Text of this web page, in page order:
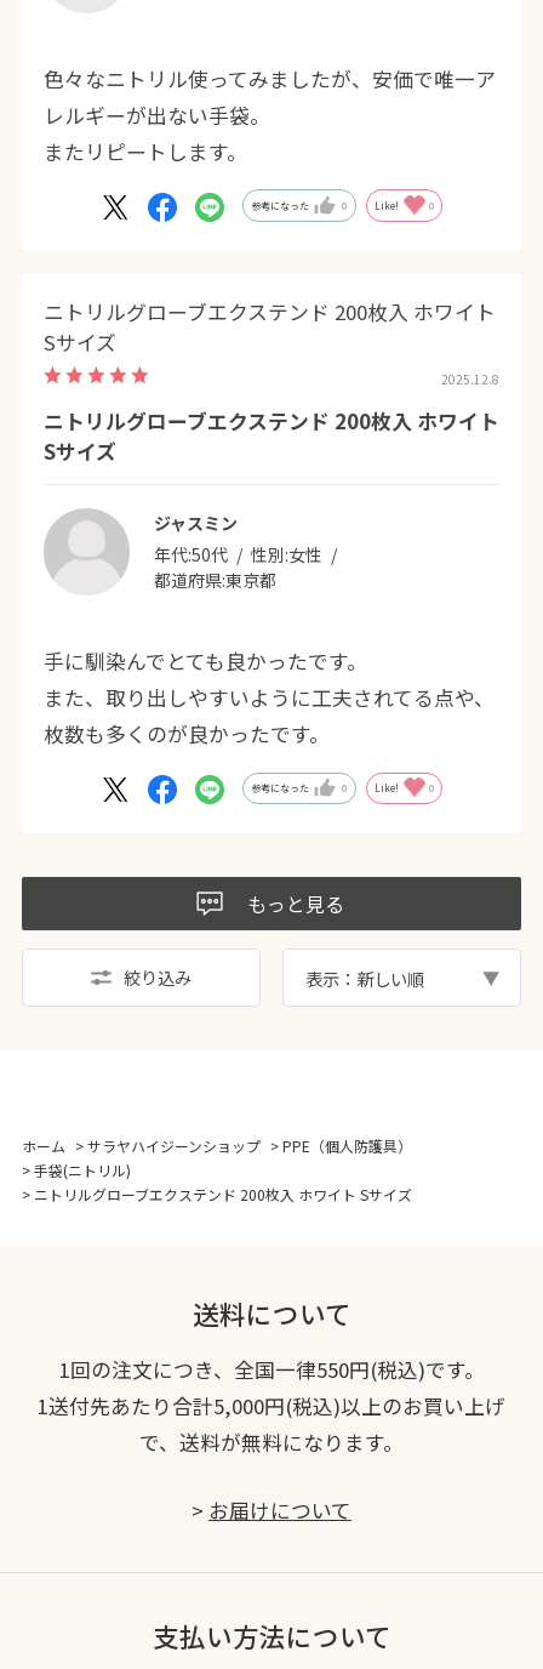
色々なニトリル使ってみましたが、安価で唯一ア
レルギーが出ない手袋。
またリピートします。
参考になった 0 Like! 0
ニトリルグローブエクステンド 200枚入 ホワイト
Sサイズ
2025.12.8
ニトリルグローブエクステンド 200枚入 ホワイト
Sサイズ
ジャスミン
年代:50代 性別:女性
都道府県:東京都
手に馴染んでとても良かったです。
また、取り出しやすいように工夫されてる点や、
枚数も多くのが良かったです。
参考になった 0 Like! 0
もっと見る
絞り込み 表示：新しい順
ホーム >サラヤハイジーンショップ >PPE（個人防護具）
>手袋(ニトリル)
> ニトリルグローブエクステンド 200枚入 ホワイト Sサイズ
送料について
1回の注文につき、全国一律550円(税込)です。
1送付先あたり合計5,000円(税込)以上のお買い上げ
で、送料が無料になります。
> お届けについて
支払い方法について